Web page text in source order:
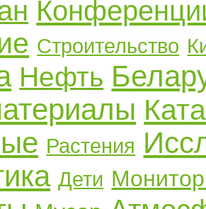
Строительство
Нефть
Растения
Дети